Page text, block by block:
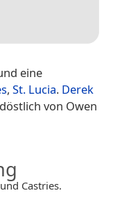
eine
, St. Lucia. Derek
von Owen
Castries.